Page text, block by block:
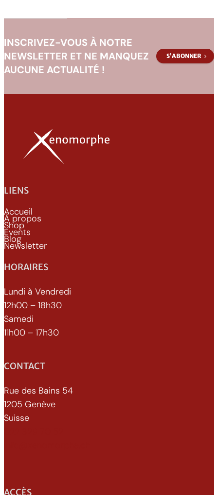
Tuck
INSCRIVEZ-VOUS À NOTRE
NEWSLETTER ET NE MANQUEZ
AUCUNE ACTUALITÉ !
S’ABONNER
LIENS
Accueil
À propos
Shop
Events
Blog
Newsletter
HORAIRES
Lundi à Vendredi
12h00 – 18h30
Samedi
11h00 – 17h30
CONTACT
Rue des Bains 54
1205 Genève
Suisse
ACCÈS